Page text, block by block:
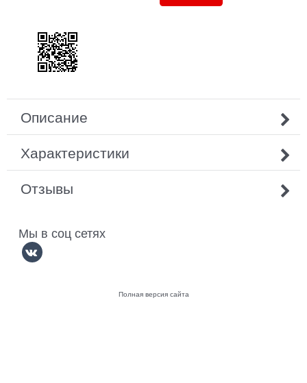
Описание
Характеристики
Отзывы
Мы в соц сетях
Полная версия сайта